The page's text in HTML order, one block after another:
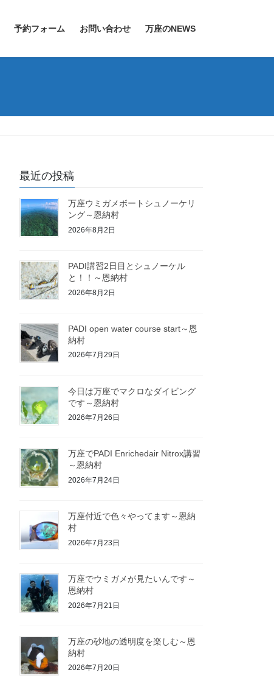
予約フォーム お問い合わせ 万座のNEWS
最近の投稿
万座ウミガメボートシュノーケリ
ング～恩納村
2026年8月2日
PADI講習2日目とシュノーケル
と！！～恩納村
2026年8月2日
PADI open water course start～恩
納村
2026年7月29日
今日は万座でマクロなダイビング
です～恩納村
2026年7月26日
万座でPADI Enrichedair Nitrox講習
～恩納村
2026年7月24日
万座付近で色々やってます～恩納
村
2026年7月23日
万座でウミガメが見たいんです～
恩納村
2026年7月21日
万座の砂地の透明度を楽しむ～恩
納村
2026年7月20日